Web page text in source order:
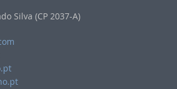
Silva (CP 2037-A)